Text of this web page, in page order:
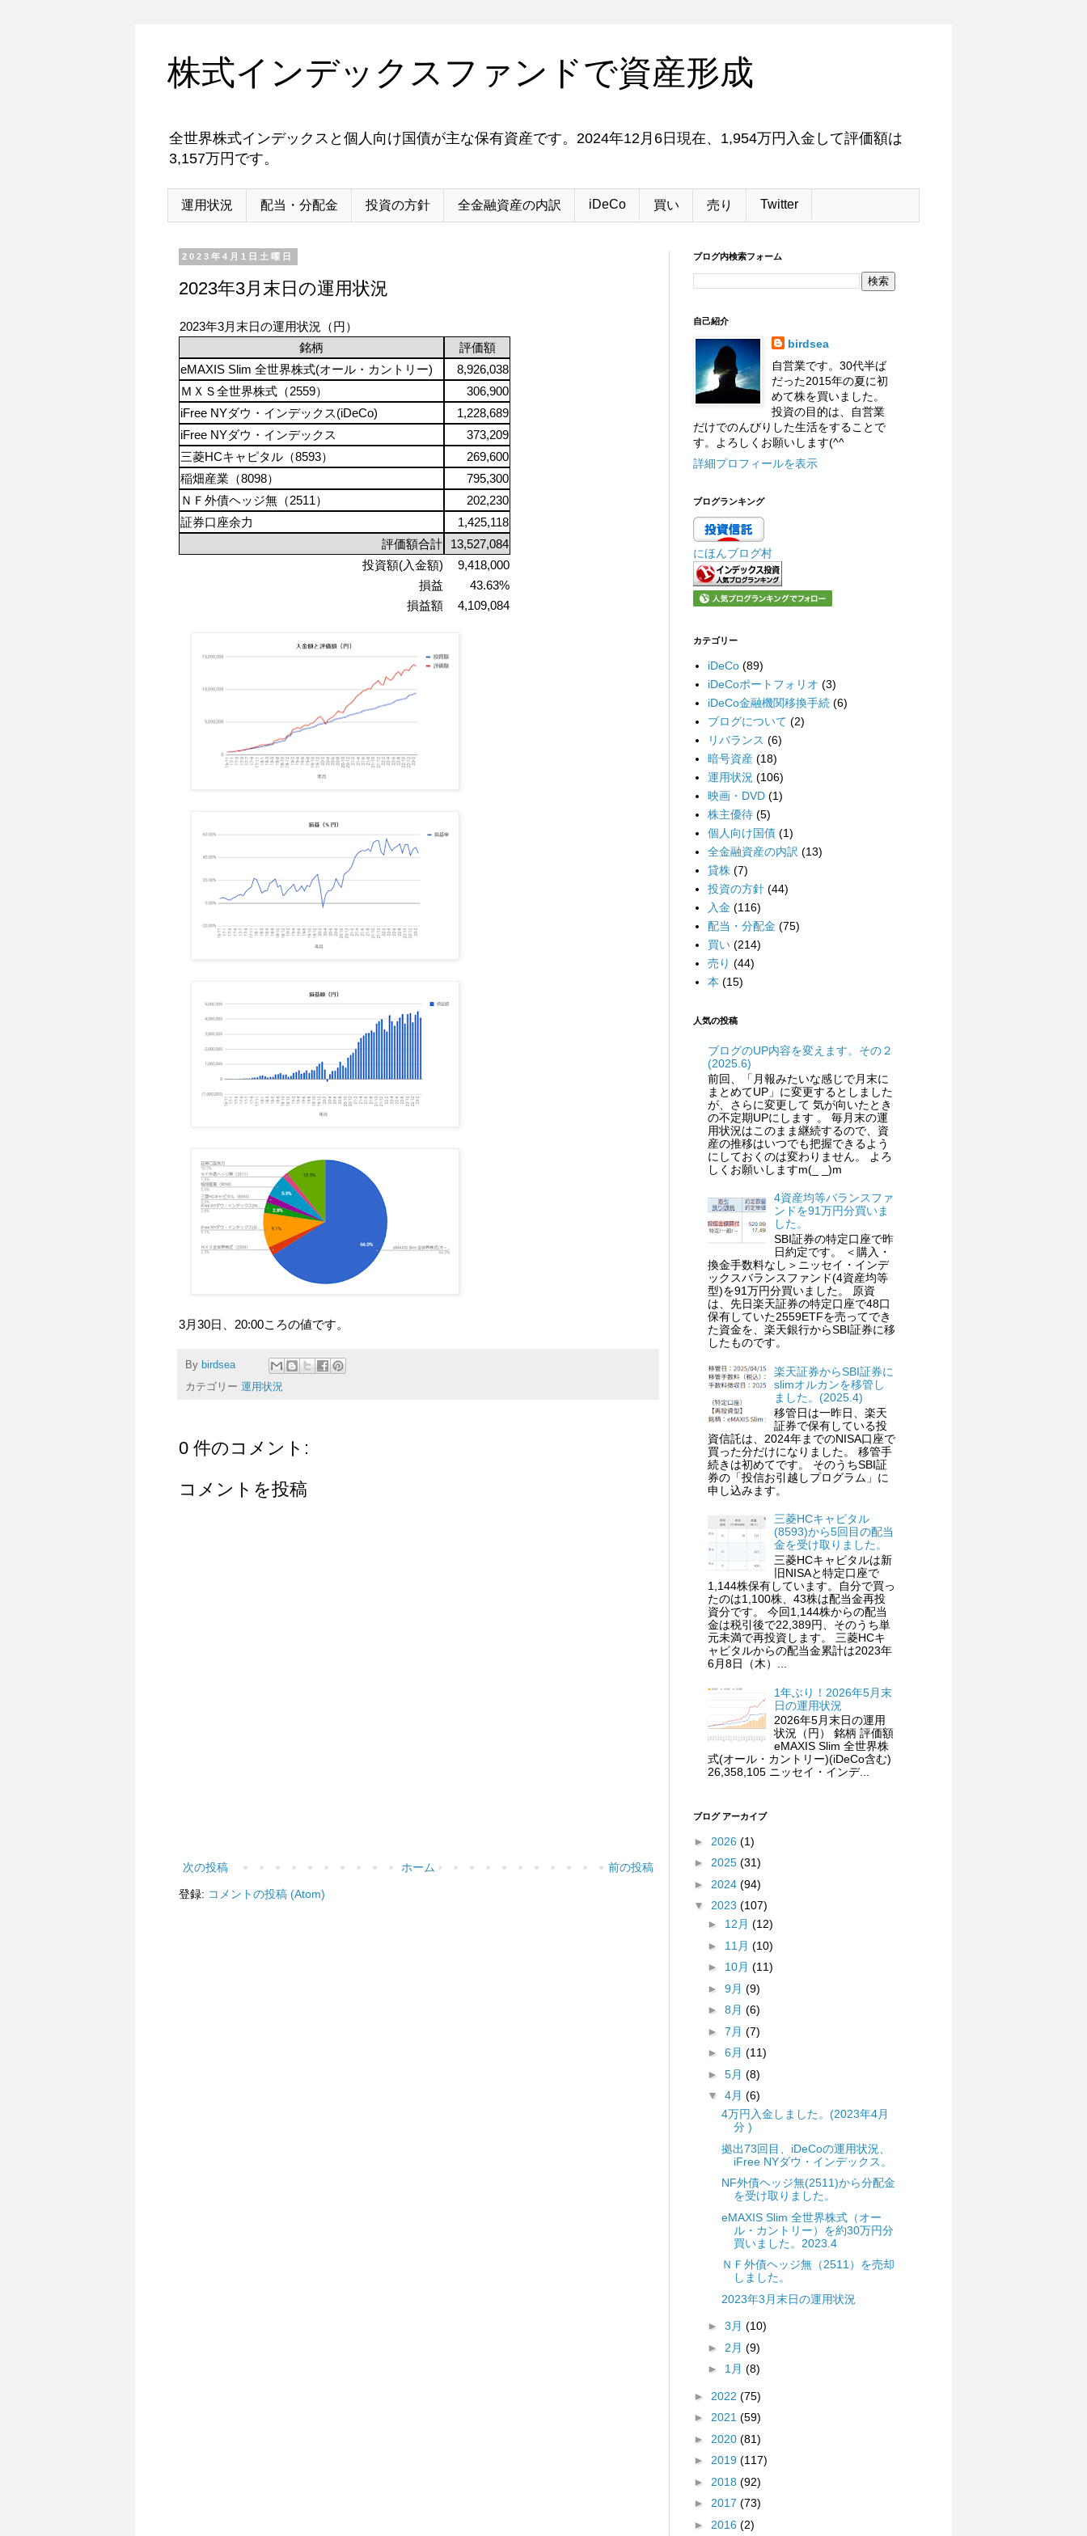
株式インデックスファンドで資産形成
全世界株式インデックスと個人向け国債が主な保有資産です。2024年12月6日現在、1,954万円入金して評価額は
3,157万円です。
運用状況 配当・分配金 投資の方針 全金融資産の内訳 iDeCo 買い 売り Twitter
2023年4月1日土曜日
2023年3月末日の運用状況
2023年3月末日の運用状況（円）
銘柄
評価額
eMAXIS Slim 全世界株式(オール・カントリー)
8,926,038
ＭＸＳ全世界株式（2559）
306,900
iFree NYダウ・インデックス(iDeCo)
1,228,689
iFree NYダウ・インデックス
373,209
三菱HCキャピタル（8593）
269,600
稲畑産業（8098）
795,300
ＮＦ外債ヘッジ無（2511）
202,230
証券口座余力
1,425,118
評価額合計
13,527,084
投資額(入金額)
9,418,000
損益
43.63%
損益額
4,109,084
3月30日、20:00ころの値です。
By birdsea
カテゴリー 運用状況
0 件のコメント:
コメントを投稿
次の投稿 前の投稿
ホーム
登録: コメントの投稿 (Atom)
ブログ内検索フォーム
自己紹介
birdsea
自営業です。30代半ば
だった2015年の夏に初
めて株を買いました。
投資の目的は、自営業
だけでのんびりした生活をすることで
す。よろしくお願いします(^^
詳細プロフィールを表示
ブログランキング
にほんブログ村
カテゴリー
iDeCo (89)
iDeCoポートフォリオ (3)
iDeCo金融機関移換手続 (6)
ブログについて (2)
リバランス (6)
暗号資産 (18)
運用状況 (106)
映画・DVD (1)
株主優待 (5)
個人向け国債 (1)
全金融資産の内訳 (13)
貸株 (7)
投資の方針 (44)
入金 (116)
配当・分配金 (75)
買い (214)
売り (44)
本 (15)
人気の投稿
ブログのUP内容を変えます。その２
(2025.6)
前回、「月報みたいな感じで月末に
まとめてUP」に変更するとしました
が、さらに変更して 気が向いたとき
の不定期UPにします 。 毎月末の運
用状況はこのまま継続するので、資
産の推移はいつでも把握できるよう
にしておくのは変わりません。 よろ
しくお願いしますm(_ _)m
4資産均等バランスファ
ンドを91万円分買いま
した。
SBI証券の特定口座で昨
日約定です。 ＜購入・
換金手数料なし＞ニッセイ・インデ
ックスバランスファンド(4資産均等
型)を91万円分買いました。 原資
は、先日楽天証券の特定口座で48口
保有していた2559ETFを売ってでき
た資金を、楽天銀行からSBI証券に移
したものです。
楽天証券からSBI証券に
slimオルカンを移管し
ました。(2025.4)
移管日は一昨日、楽天
証券で保有している投
資信託は、2024年までのNISA口座で
買った分だけになりました。 移管手
続きは初めてです。 そのうちSBI証
券の「投信お引越しプログラム」に
申し込みます。
三菱HCキャピタル
(8593)から5回目の配当
金を受け取りました。
三菱HCキャピタルは新
旧NISAと特定口座で
1,144株保有しています。自分で買っ
たのは1,100株、43株は配当金再投
資分です。 今回1,144株からの配当
金は税引後で22,389円、そのうち単
元未満で再投資します。 三菱HCキ
ャピタルからの配当金累計は2023年
6月8日（木）...
1年ぶり！2026年5月末
日の運用状況
2026年5月末日の運用
状況（円） 銘柄 評価額
eMAXIS Slim 全世界株
式(オール・カントリー)(iDeCo含む)
26,358,105 ニッセイ・インデ...
ブログ アーカイブ
► 2026 (1)
► 2025 (31)
► 2024 (94)
▼ 2023 (107)
► 12月 (12)
► 11月 (10)
► 10月 (11)
► 9月 (9)
► 8月 (6)
► 7月 (7)
► 6月 (11)
► 5月 (8)
▼ 4月 (6)
4万円入金しました。(2023年4月
分 )
拠出73回目、iDeCoの運用状況、
iFree NYダウ・インデックス。
NF外債ヘッジ無(2511)から分配金
を受け取りました。
eMAXIS Slim 全世界株式（オー
ル・カントリー）を約30万円分
買いました。2023.4
ＮＦ外債ヘッジ無（2511）を売却
しました。
2023年3月末日の運用状況
► 3月 (10)
► 2月 (9)
► 1月 (8)
► 2022 (75)
► 2021 (59)
► 2020 (81)
► 2019 (117)
► 2018 (92)
► 2017 (73)
► 2016 (2)